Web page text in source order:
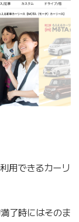
用できるカーリ
了時にはそのま